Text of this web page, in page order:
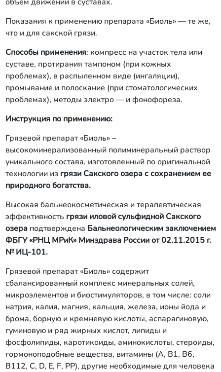
Показания к применению препарата «Биоль» — те же,
что и для сакской грязи.
Способы применения: компресс на участок тела или
суставе, протирания тампоном (при кожных
проблемах), в распыленном виде (ингаляции),
промывание и полоскание (при стоматологических
проблемах), методы электро — и фонофореза.
Инструкция по применению:
Грязевой препарат «Биоль» –
высокоминерализованный полиминеральный раствор
уникального состава, изготовленный по оригинальной
технологии из грязи Сакского озера с сохранением ее
природного богатства.
Высокая бальнеокосметическая и терапевтическая
эффективность грязи иловой сульфидной Сакского
озера подтверждена Бальнеологическим заключением
ФБГУ «РНЦ МРиК» Минздрава России от 02.11.2015 г.
№ ИЦ-101.
Грязевой препарат «Биоль» содержит
сбалансированный комплекс минеральных солей,
микроэлементов и биостимуляторов, в том числе: соли
натрия, калия, магния, кальция, железа, ионы йода и
брома, борную и кремневую кислоты, аспарагиновую,
гуминовую и ряд жирных кислот, липиды и
фосфолипиды, каротикоиды, аминокислоты, стероиды,
гормоноподобные вещества, витамины (А, В1, В6,
В112, С, D, E, F, PP), другие необходимые для человека